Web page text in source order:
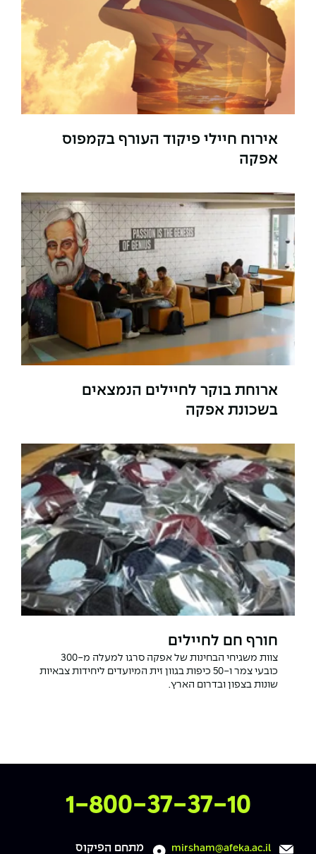
אירוח חיילי פיקוד העורף בקמפוס
אפקה
ארוחת בוקר לחיילים הנמצאים
בשכונת אפקה
חורף חם לחיילים
צוות משגיחי הבחינות של אפקה סרגו למעלה מ-300
כובעי צמר ו-50 כיפות בגוון זית המיועדים ליחידות צבאיות
שונות בצפון ובדרום הארץ.
צרו איתנו קשר
1-800-37-37-10
mirsham@afeka.ac.il מתחם הפיקוס
אווירה נפיצה במתקני חשמל ומכשור
קורס ניהול פרויקטים בשילוב AI
קורסים מקצועיים מותאמים לארגונים
The Afeka Shop
חנות החדשנות והיזמות